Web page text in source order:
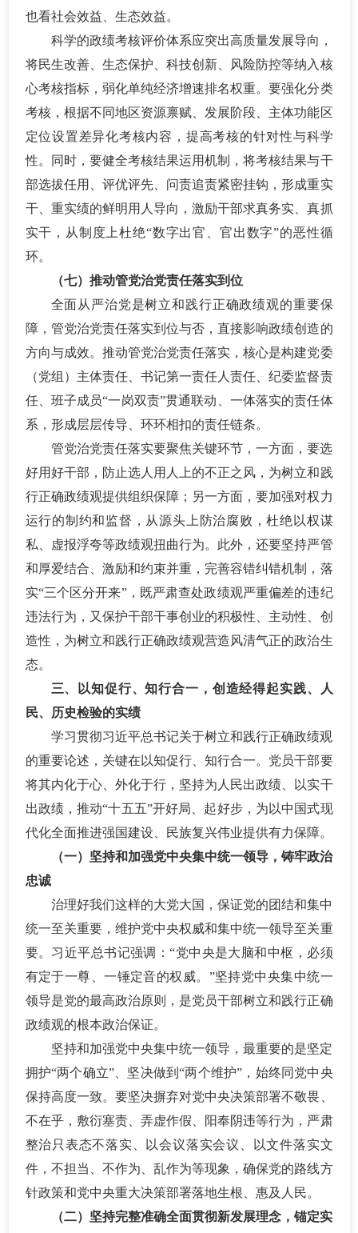
也看社会效益、生态效益。
科学的政绩考核评价体系应突出高质量发展导向，
将民生改善、生态保护、科技创新、风险防控等纳入核
心考核指标，弱化单纯经济增速排名权重。要强化分类
考核，根据不同地区资源禀赋、发展阶段、主体功能区
定位设置差异化考核内容，提高考核的针对性与科学
性。同时，要健全考核结果运用机制，将考核结果与干
部选拔任用、评优评先、问责追责紧密挂钩，形成重实
干、重实绩的鲜明用人导向，激励干部求真务实、真抓
实干，从制度上杜绝“数字出官、官出数字”的恶性循
环。
（七）推动管党治党责任落实到位
全面从严治党是树立和践行正确政绩观的重要保
障，管党治党责任落实到位与否，直接影响政绩创造的
方向与成效。推动管党治党责任落实，核心是构建党委
（党组）主体责任、书记第一责任人责任、纪委监督责
任、班子成员“一岗双责”贯通联动、一体落实的责任体
系，形成层层传导、环环相扣的责任链条。
管党治党责任落实要聚焦关键环节，一方面，要选
好用好干部，防止选人用人上的不正之风，为树立和践
行正确政绩观提供组织保障；另一方面，要加强对权力
运行的制约和监督，从源头上防治腐败，杜绝以权谋
私、虚报浮夸等政绩观扭曲行为。此外，还要坚持严管
和厚爱结合、激励和约束并重，完善容错纠错机制，落
实“三个区分开来”，既严肃查处政绩观严重偏差的违纪
违法行为，又保护干部干事创业的积极性、主动性、创
造性，为树立和践行正确政绩观营造风清气正的政治生
态。
三、以知促行、知行合一，创造经得起实践、人
民、历史检验的实绩
学习贯彻习近平总书记关于树立和践行正确政绩观
的重要论述，关键在以知促行、知行合一。党员干部要
将其内化于心、外化于行，坚持为人民出政绩、以实干
出政绩，推动“十五五”开好局、起好步，为以中国式现
代化全面推进强国建设、民族复兴伟业提供有力保障。
（一）坚持和加强党中央集中统一领导，铸牢政治
忠诚
治理好我们这样的大党大国，保证党的团结和集中
统一至关重要，维护党中央权威和集中统一领导至关重
要。习近平总书记强调：“党中央是大脑和中枢，必须
有定于一尊、一锤定音的权威。”坚持党中央集中统一
领导是党的最高政治原则，是党员干部树立和践行正确
政绩观的根本政治保证。
坚持和加强党中央集中统一领导，最重要的是坚定
拥护“两个确立”、坚决做到“两个维护”，始终同党中央
保持高度一致。要坚决摒弃对党中央决策部署不敬畏、
不在乎，敷衍塞责、弄虚作假、阳奉阴违等行为，严肃
整治只表态不落实、以会议落实会议、以文件落实文
件，不担当、不作为、乱作为等现象，确保党的路线方
针政策和党中央重大决策部署落地生根、惠及人民。
（二）坚持完整准确全面贯彻新发展理念，锚定实